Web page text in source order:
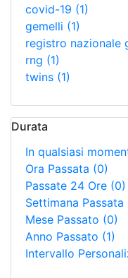
covid-19 (1)
gemelli (1)
registro nazionale
rng (1)
twins (1)
Durata
In qualsiasi
Ora Passata (0)
Passate 24 Ore (0)
Settimana Passata
Mese Passato (0)
Anno Passato (1)
Intervallo